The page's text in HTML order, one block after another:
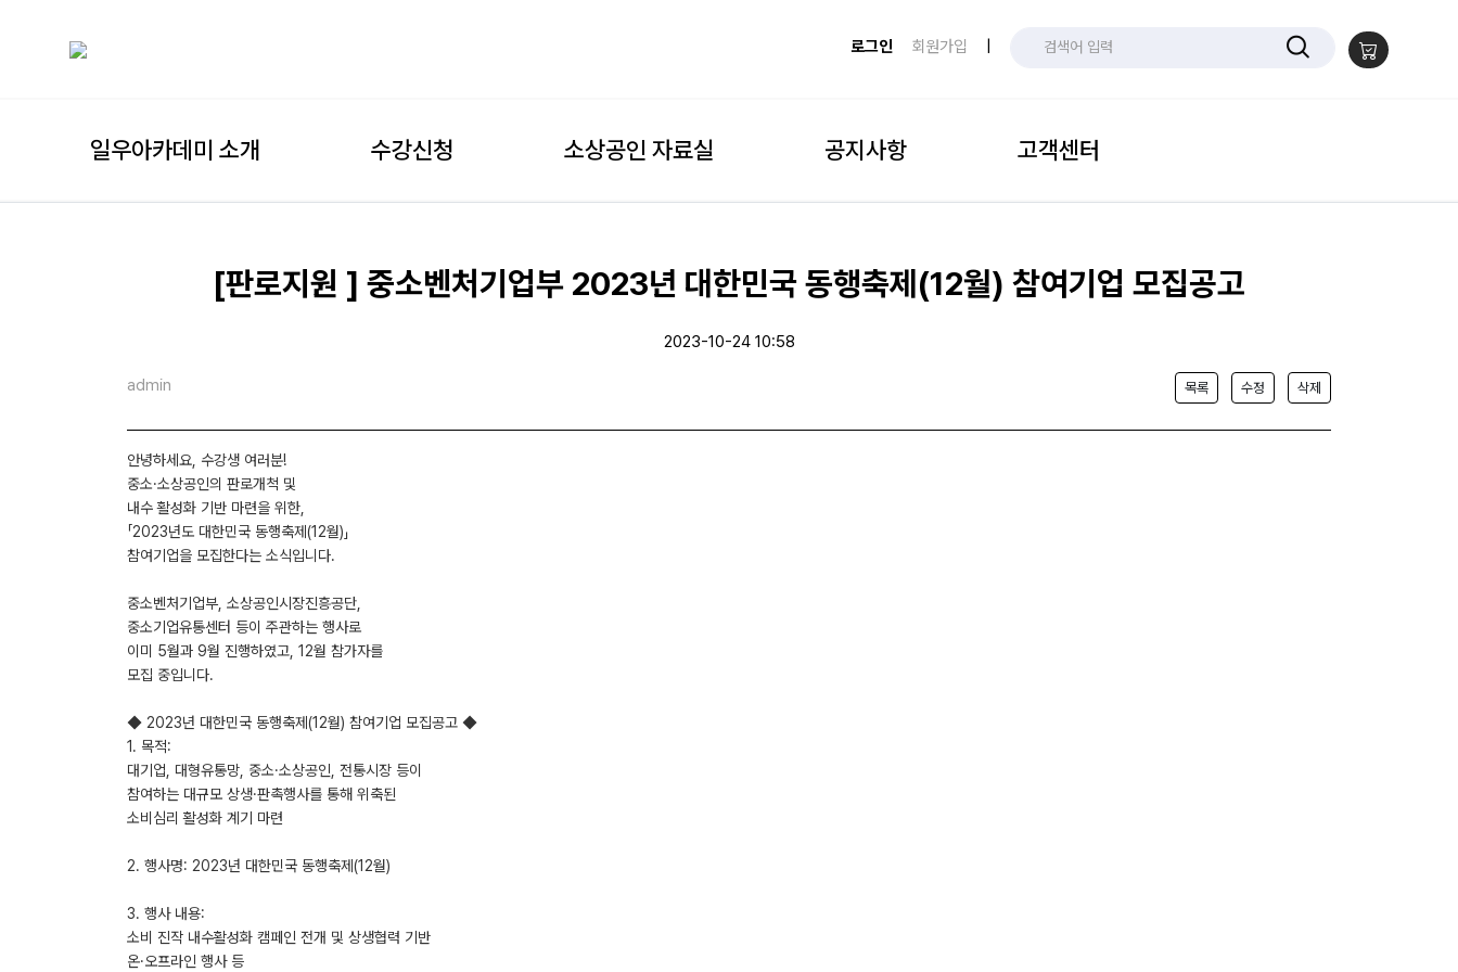
로그인 회원가입
일우아카데미 소개 수강신청 소상공인 자료실 공지사항 고객센터
[판로지원 ] 중소벤처기업부 2023년 대한민국 동행축제(12월) 참여기업 모집공고
2023-10-24 10:58
admin 목록 수정 삭제
안녕하세요, 수강생 여러분!
중소·소상공인의 판로개척 및
내수 활성화 기반 마련을 위한,
「2023년도 대한민국 동행축제(12월)」
참여기업을 모집한다는 소식입니다.
중소벤처기업부, 소상공인시장진흥공단,
중소기업유통센터 등이 주관하는 행사로
이미 5월과 9월 진행하였고, 12월 참가자를
모집 중입니다.
◆ 2023년 대한민국 동행축제(12월) 참여기업 모집공고 ◆
1. 목적:
대기업, 대형유통망, 중소·소상공인, 전통시장 등이
참여하는 대규모 상생·판촉행사를 통해 위축된
소비심리 활성화 계기 마련
2. 행사명: 2023년 대한민국 동행축제(12월)
3. 행사 내용:
소비 진작 내수활성화 캠페인 전개 및 상생협력 기반
온·오프라인 행사 등